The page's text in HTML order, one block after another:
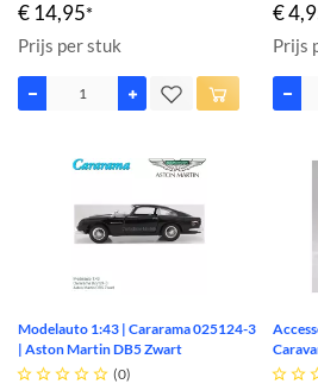
€ 14,95*
Prijs per stuk
€
Prijs
Modelauto 1:43 | Cararama 025124-3
| Aston Martin DB5 Zwart
     (0)
 